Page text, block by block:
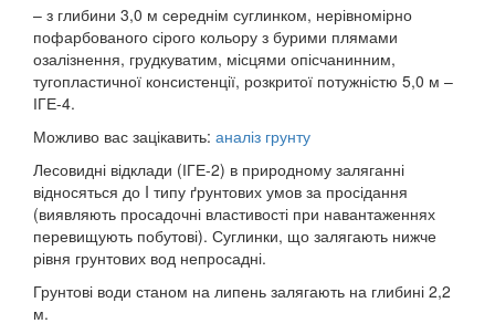
– з глибини 3,0 м середнім суглинком, нерівномірно
пофарбованого сірого кольору з бурими плямами
озалізнення, грудкуватим, місцями опісчанинним,
тугопластичної консистенції, розкритої потужністю 5,0 м –
ІГЕ-4.
Можливо вас зацікавить: аналіз грунту
Лесовидні відклади (ІГЕ-2) в природному заляганні
відносяться до I типу ґрунтових умов за просідання
(виявляють просадочні властивості при навантаженнях
перевищують побутові). Суглинки, що залягають нижче
рівня грунтових вод непросадні.
Грунтові води станом на липень залягають на глибині 2,2
м.